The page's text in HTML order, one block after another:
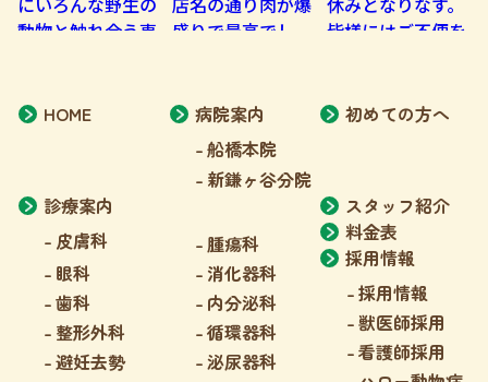
HOME
病院案内
船橋本院
新鎌ヶ谷分院
初めての方へ
診療案内
皮膚科
腫瘍科
眼科
消化器科
歯科
内分泌科
整形外科
循環器科
避妊去勢
泌尿器科
スタッフ紹介
料金表
採用情報
採用情報
獣医師採用
看護師採用